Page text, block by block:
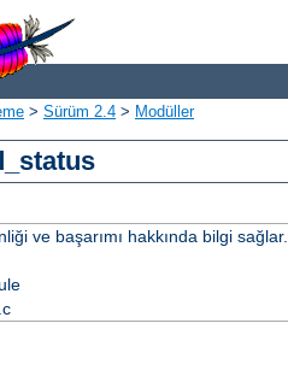
> Sürüm 2.4 > Modüller
ve başarımı hakkında bilgi sağlar.